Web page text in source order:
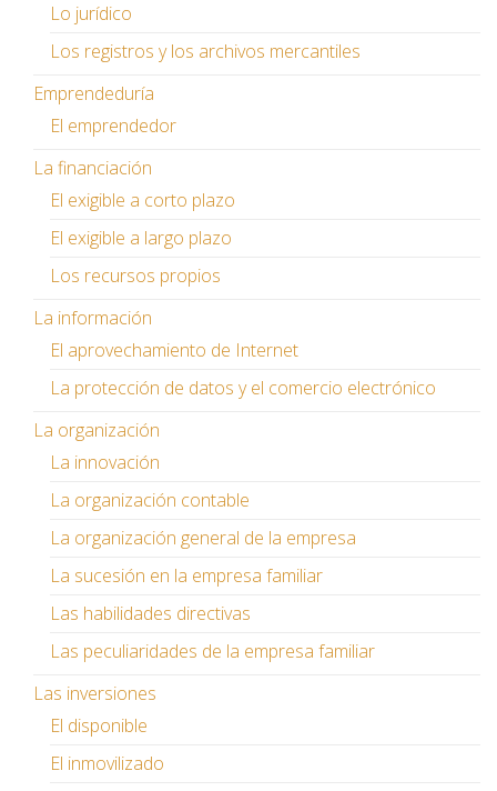
Lo jurídico
Los registros y los archivos mercantiles
Emprendeduría
El emprendedor
La financiación
El exigible a corto plazo
El exigible a largo plazo
Los recursos propios
La información
El aprovechamiento de Internet
La protección de datos y el comercio electrónico
La organización
La innovación
La organización contable
La organización general de la empresa
La sucesión en la empresa familiar
Las habilidades directivas
Las peculiaridades de la empresa familiar
Las inversiones
El disponible
El inmovilizado